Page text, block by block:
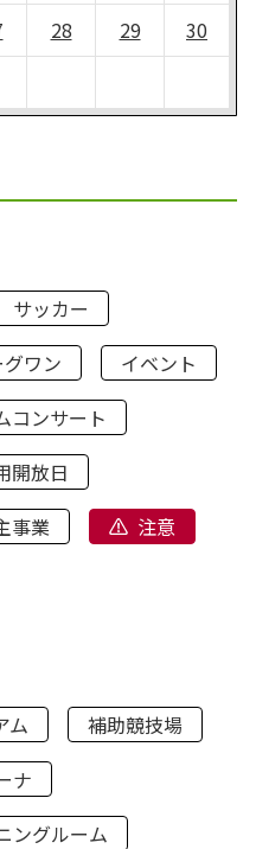
28 29
30
サッカー
ワン
イベント
コンサート
開放日
事業
注意
ム
補助競技場
ナ
ングルーム